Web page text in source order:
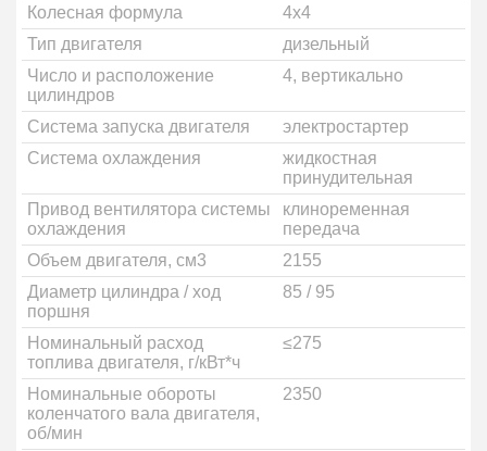
Колесная формула
4х4
Тип двигателя
дизельный
Число и расположение
цилиндров
4, вертикально
Система запуска двигателя
электростартер
Система охлаждения
жидкостная
принудительная
Привод вентилятора системы
охлаждения
клиноременная
передача
Объем двигателя, cм3
2155
Диаметр цилиндра / ход
поршня
85 / 95
Номинальный расход
топлива двигателя, г/кВт*ч
≤275
Номинальные обороты
коленчатого вала двигателя,
об/мин
2350